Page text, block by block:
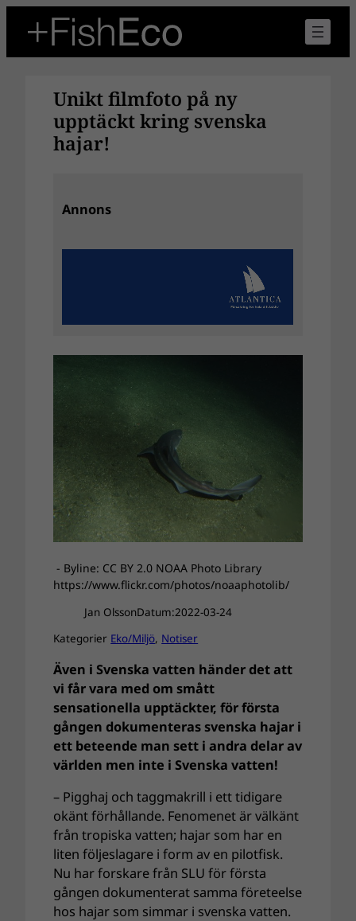
innehåll
Unikt filmfoto på ny
upptäckt kring svenska
hajar!
Annons
- Byline: CC BY 2.0 NOAA Photo Library
https://www.flickr.com/photos/noaaphotolib/
Jan OlssonDatum:2022-03-24
Kategorier Eko/Miljö, Notiser
Även i Svenska vatten händer det att
vi får vara med om smått
sensationella upptäckter, för första
gången dokumenteras svenska hajar i
ett beteende man sett i andra delar av
världen men inte i Svenska vatten!
– Pigghaj och taggmakrill i ett tidigare
okänt förhållande. Fenomenet är välkänt
från tropiska vatten; hajar som har en
liten följeslagare i form av en pilotfisk.
Nu har forskare från SLU för första
gången dokumenterat samma företeelse
hos hajar som simmar i svenska vatten.